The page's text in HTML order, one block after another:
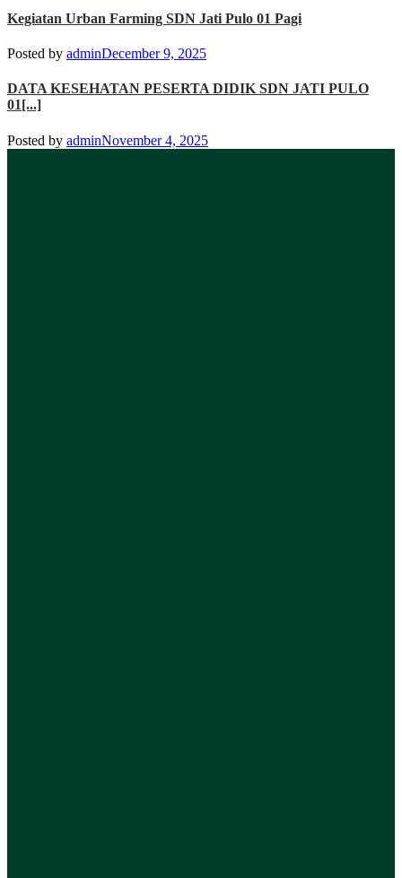
Kegiatan Urban Farming SDN Jati Pulo 01 Pagi
Posted by adminDecember 9, 2025
DATA KESEHATAN PESERTA DIDIK SDN JATI PULO
01[...]
Posted by adminNovember 4, 2025